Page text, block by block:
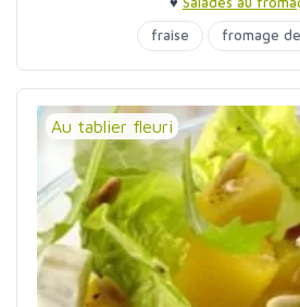
fraise
fromage
Au tablier fleuri